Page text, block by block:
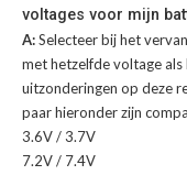
voltages voor mijn
A:Selecteer bij het
met hetzelfde voltage als
uitzonderingen op deze
paar hieronder zijn
3.6V / 3.7V
7.2V / 7.4V